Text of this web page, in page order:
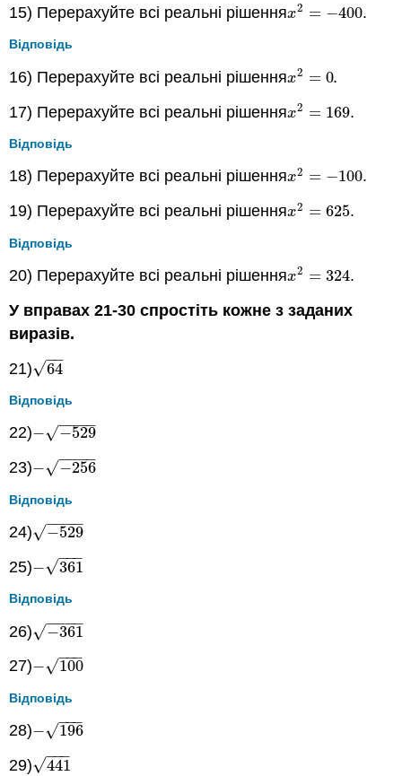
15) Перерахуйте всі реальні рішенняx2 = −400
x2 =− 400 .
Відповідь
16) Перерахуйте всі реальні рішенняx2 = 0
x2 =0
.
17) Перерахуйте всі реальні рішенняx2 = 169
x2 =169 .
Відповідь
18) Перерахуйте всі реальні рішенняx2 = −100
x2 =− 100
.
19) Перерахуйте всі реальні рішенняx2 = 625
x2 =625 .
Відповідь
20) Перерахуйте всі реальні рішенняx2 = 324
x2 =324 .
У вправах 21-30 спростіть кожне з заданих
виразів.
21)
64
−−
√
64
Відповідь
22)− −529
− −
−−
√
−−529
23)− −256
− −
−−
√
−−256
Відповідь
24) −529
− −
−−
√
−529
25)− 361
−−
−
√
−361
Відповідь
26) −361
− −
−−
√
−361
27)− 100
−−
−
√
−100
Відповідь
28)− 196
−−
−
√
−196
29)
441
−−
−
√
441